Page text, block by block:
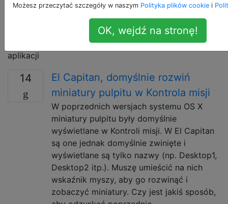
miejsce, w którym możesz przeglądać i przeglądać
wszystko, co jest aktualnie otwarte na komputerze
Mac. W Kontroli misji wszystkie otwarte okna i
przestrzenie są widoczne, pogrupowane według
aplikacji
14
El Capitan, domyślnie rozwiń
miniatury pulpitu w Kontrola misji
W poprzednich wersjach systemu OS X
miniatury pulpitu były domyślnie
wyświetlane w Kontroli misji. W El Capitan
są one jednak domyślnie zwinięte i
wyświetlane są tylko nazwy (np. Desktop1,
Desktop2 itp.). Muszę umieścić na nich
wskaźnik myszy, aby go rozwinąć i
zobaczyć miniatury. Czy jest jakiś sposób,
Możesz przeczytać szczegóły w naszym Polityka plików cookie i
OK, wejdź na stronę!